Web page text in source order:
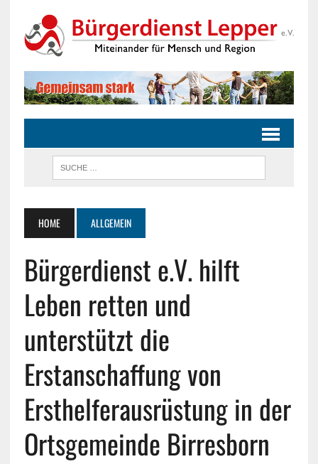
HOME ALLGEMEIN
Bürgerdienst e.V. hilft
Leben retten und
unterstützt die
Erstanschaffung von
Ersthelferausrüstung in der
Ortsgemeinde Birresborn